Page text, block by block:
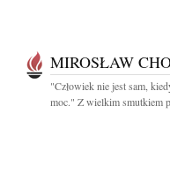
MIROSŁAW
"Człowiek nie jest sam,
moc." Z wielkim smutkiem